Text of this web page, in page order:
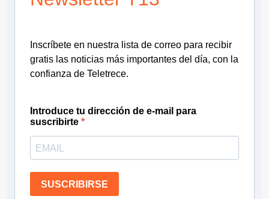
Inscríbete en nuestra lista de correo para recibir
gratis las noticias más importantes del día, con la
confianza de Teletrece.
Introduce tu dirección de e-mail para
suscribirte
SUSCRIBIRSE